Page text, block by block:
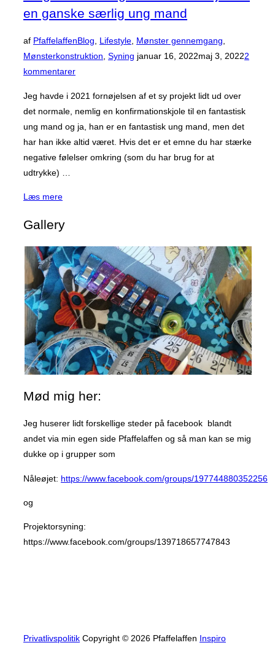
en ganske særlig ung mand
af PfaffelaffenBlog, Lifestyle, Mønster gennemgang,
Mønsterkonstruktion, Syning Udgivet
januar 16, 2022maj 3, 20222
kommentarer
Jeg havde i 2021 fornøjelsen af et sy projekt lidt ud over
det normale, nemlig en konfirmationskjole til en fantastisk
ung mand og ja, han er en fantastisk ung mand, men det
har han ikke altid været. Hvis det er et emne du har stærke
negative følelser omkring (som du har brug for at
udtrykke) …
Læs mere“En
særlig
til
en
ganske
særlig
ung
mand”
Gallery
Mød mig her:
Jeg huserer lidt forskellige steder på facebook blandt
andet via min egen side Pfaffelaffen og så man kan se mig
dukke op i grupper som
Nåleøjet: https://www.facebook.com/groups/197744880352256
og
Projektorsyning:
https://www.facebook.com/groups/139718657747843
Privatlivspolitik Copyright © 2026 Pfaffelaffen Inspiro